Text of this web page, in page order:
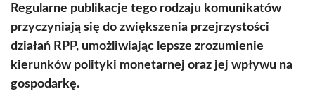
Regularne publikacje tego rodzaju komunikatów
przyczyniają się do zwiększenia przejrzystości
działań RPP, umożliwiając lepsze zrozumienie
kierunków polityki monetarnej oraz jej wpływu na
gospodarkę.